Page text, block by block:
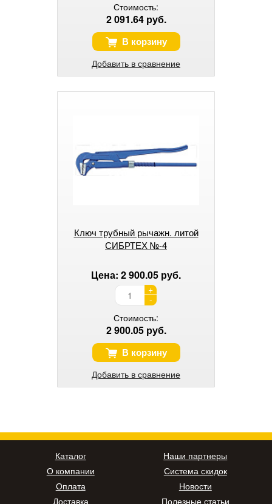
Стоимость:
2 091.64 руб.
В корзину
Добавить в сравнение
Ключ трубный рычажн. литой
СИБРТЕХ №-4
Цена: 2 900.05 руб.
+
-
Стоимость:
2 900.05 руб.
В корзину
Добавить в сравнение
Каталог
О компании
Оплата
Доставка
Наши партнеры
Система скидок
Новости
Полезные статьи